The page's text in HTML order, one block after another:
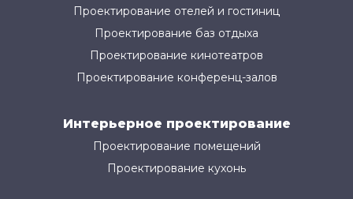
Проектирование отелей и гостиниц
Проектирование баз отдыха
Проектирование кинотеатров
Проектирование конференц-залов
Интерьерное проектирование
Проектирование помещений
Проектирование кухонь